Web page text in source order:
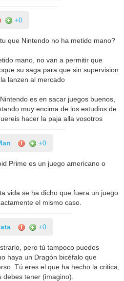
+0
que Nintendo no ha metido mano?
mano, no van a permitir que
su saga para que sin supervision
lanzen al mercado
es en sacar juegos buenos,
muy encima de los estudios de
hacer la paja alla vosotros
+0
Prime es un juego americano o
vida se ha dicho que fuera un juego
el mismo caso.
+0
pero tú tampoco puedes
haya un Dragón bicéfalo que
Tú eres el que ha hecho la critica,
debes tener (imagino).